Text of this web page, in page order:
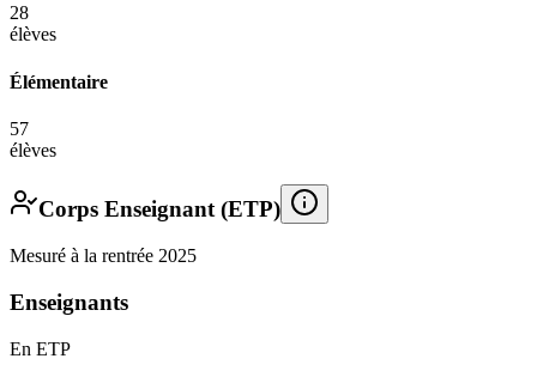
28
élèves
Élémentaire
57
élèves
Corps Enseignant (ETP)
Mesuré à la rentrée 2025
Enseignants
En ETP